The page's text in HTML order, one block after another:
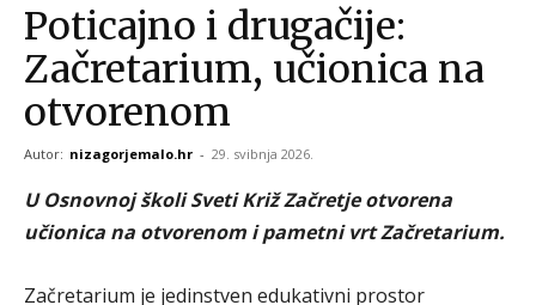
Poticajno i drugačije:
Začretarium, učionica na
otvorenom
Autor: nizagorjemalo.hr - 29. svibnja 2026.
U Osnovnoj školi Sveti Križ Začretje otvorena
učionica na otvorenom i pametni vrt Začretarium.
Začretarium je jedinstven edukativni prostor